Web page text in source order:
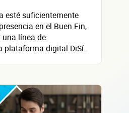
esté suficientemente
en el Buen Fin,
línea de
plataforma digital DiSí.